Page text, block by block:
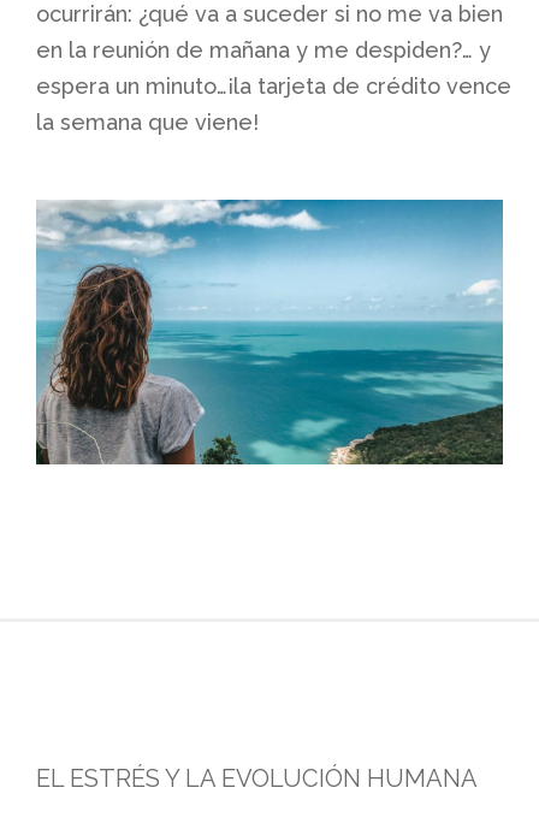
ocurrirán: ¿qué va a suceder si no me va bien
en la reunión de mañana y me despiden?… y
espera un minuto…¡la tarjeta de crédito vence
la semana que viene!
EL ESTRÉS Y LA EVOLUCIÓN HUMANA